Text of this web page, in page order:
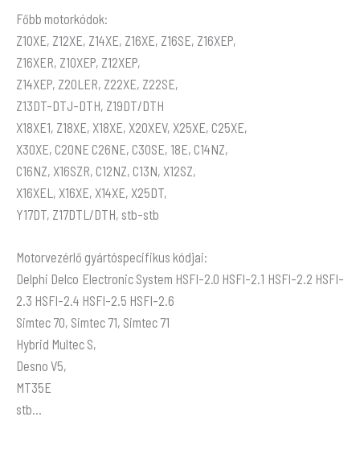
Főbb motorkódok:
Z10XE, Z12XE, Z14XE, Z16XE, Z16SE, Z16XEP,
Z16XER, Z10XEP, Z12XEP,
Z14XEP, Z20LER, Z22XE, Z22SE,
Z13DT-DTJ-DTH, Z19DT/DTH
X18XE1, Z18XE, X18XE, X20XEV, X25XE, C25XE,
X30XE, C20NE C26NE, C30SE, 18E, C14NZ,
C16NZ, X16SZR, C12NZ, C13N, X12SZ,
X16XEL, X16XE, X14XE, X25DT,
Y17DT, Z17DTL/DTH, stb-stb
Motorvezérlő gyártóspecifikus kódjai:
Delphi Delco Electronic System HSFI-2.0 HSFI-2.1 HSFI-2.2 HSFI-
2.3 HSFI-2.4 HSFI-2.5 HSFI-2.6
Simtec 70, Simtec 71, Simtec 71
Hybrid Multec S,
Desno V5,
MT35E
stb…